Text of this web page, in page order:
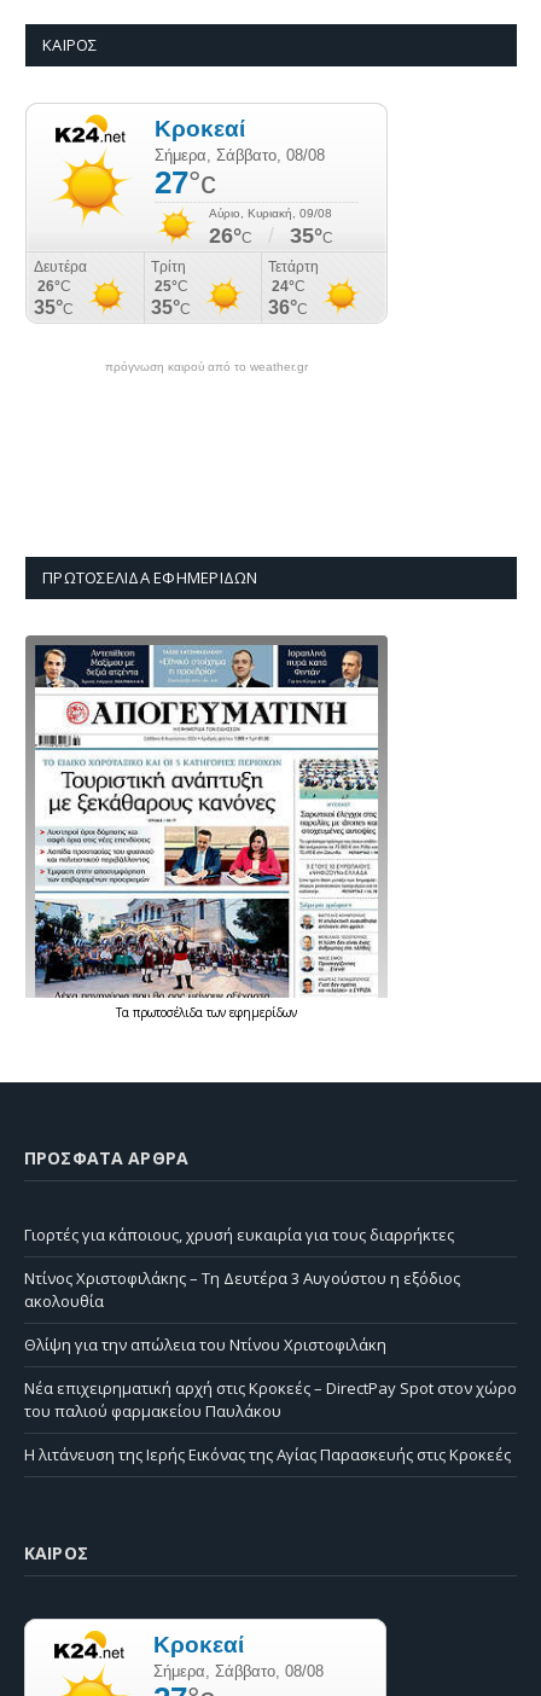
ΚΑΙΡΌΣ
πρόγνωση καιρού από το weather.gr
ΠΡΩΤΟΣΈΛΙΔΑ ΕΦΗΜΕΡΊΔΩΝ
Τα πρωτοσέλιδατων εφημερίδων
ΠΡΌΣΦΑΤΑ ΆΡΘΡΑ
Γιορτές για κάποιους, χρυσή ευκαιρία για τους διαρρήκτες
Ντίνος Χριστοφιλάκης – Τη Δευτέρα 3 Αυγούστου η εξόδιος
ακολουθία
Θλίψη για την απώλεια του Ντίνου Χριστοφιλάκη
Νέα επιχειρηματική αρχή στις Κροκεές – DirectPay Spot στον χώρο
του παλιού φαρμακείου Παυλάκου
Η λιτάνευση της Ιερής Εικόνας της Αγίας Παρασκευής στις Κροκεές
ΚΑΙΡΌΣ